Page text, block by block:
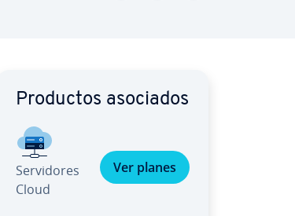
Productos asociados
Se­r­vi­do­res
Cloud
Ver planes